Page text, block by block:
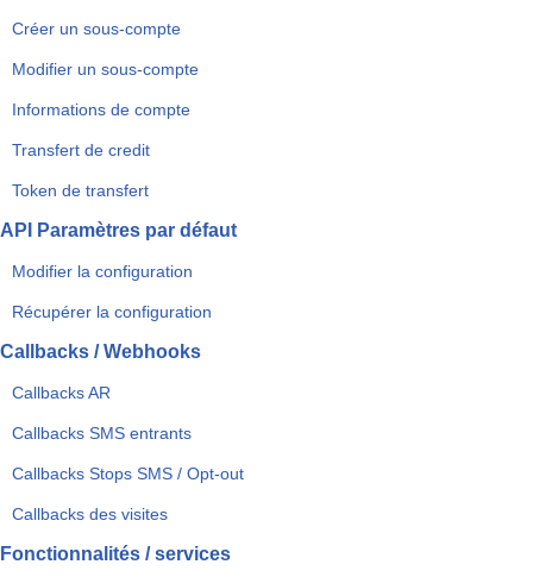
Créer un sous-compte
Modifier un sous-compte
Informations de compte
Transfert de credit
Token de transfert
API Paramètres par défaut
Modifier la configuration
Récupérer la configuration
Callbacks / Webhooks
Callbacks AR
Callbacks SMS entrants
Callbacks Stops SMS / Opt-out
Callbacks des visites
Fonctionnalités / services